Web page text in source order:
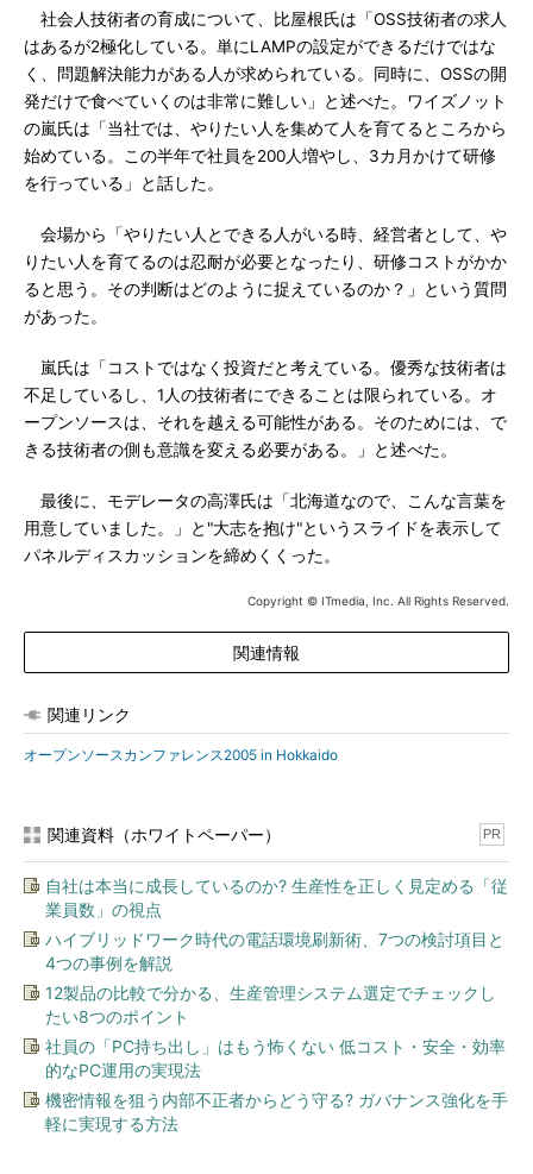
社会人技術者の育成について、比屋根氏は「OSS技術者の求人
はあるが2極化している。単にLAMPの設定ができるだけではな
く、問題解決能力がある人が求められている。同時に、OSSの開
発だけで食べていくのは非常に難しい」と述べた。ワイズノット
の嵐氏は「当社では、やりたい人を集めて人を育てるところから
始めている。この半年で社員を200人増やし、3カ月かけて研修
を行っている」と話した。
会場から「やりたい人とできる人がいる時、経営者として、や
りたい人を育てるのは忍耐が必要となったり、研修コストがかか
ると思う。その判断はどのように捉えているのか？」という質問
があった。
嵐氏は「コストではなく投資だと考えている。優秀な技術者は
不足しているし、1人の技術者にできることは限られている。オ
ープンソースは、それを越える可能性がある。そのためには、で
きる技術者の側も意識を変える必要がある。」と述べた。
最後に、モデレータの高澤氏は「北海道なので、こんな言葉を
用意していました。」と"大志を抱け"というスライドを表示して
パネルディスカッションを締めくくった。
Copyright © ITmedia, Inc. All Rights Reserved.
関連情報
関連リンク
オープンソースカンファレンス2005 in Hokkaido
関連資料（ホワイトペーパー） PR
自社は本当に成長しているのか? 生産性を正しく見定める「従
業員数」の視点
ハイブリッドワーク時代の電話環境刷新術、7つの検討項目と
4つの事例を解説
12製品の比較で分かる、生産管理システム選定でチェックし
たい8つのポイント
社員の「PC持ち出し」はもう怖くない 低コスト・安全・効率
的なPC運用の実現法
機密情報を狙う内部不正者からどう守る? ガバナンス強化を手
軽に実現する方法